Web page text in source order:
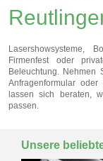
Lasershowsysteme,
Firmenfest oder
Beleuchtung. Nehmen
Anfragenformular
lassen sich beraten,
passen.
Unsere